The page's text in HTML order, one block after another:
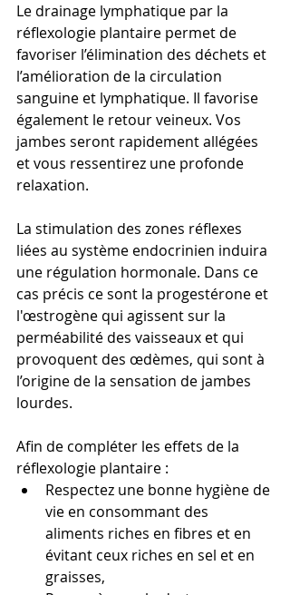
Le drainage lymphatique par la
réflexologie plantaire permet de
favoriser l’élimination des déchets et
l’amélioration de la circulation
sanguine et lymphatique. Il favorise
également le retour veineux. Vos
jambes seront rapidement allégées
et vous ressentirez une profonde
relaxation.
La stimulation des zones réflexes
liées au système endocrinien induira
une régulation hormonale. Dans ce
cas précis ce sont la progestérone et
l'œstrogène qui agissent sur la
perméabilité des vaisseaux et qui
provoquent des œdèmes, qui sont à
l’origine de la sensation de jambes
lourdes.
Afin de compléter les effets de la
réflexologie plantaire :
Respectez une bonne hygiène de
vie en consommant des
aliments riches en fibres et en
évitant ceux riches en sel et en
graisses,